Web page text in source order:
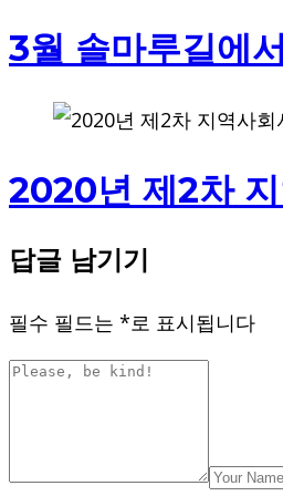
3월 솔마루길에
2020년 제2차
답글 남기기
필수 필드는 *로 표시됩니다